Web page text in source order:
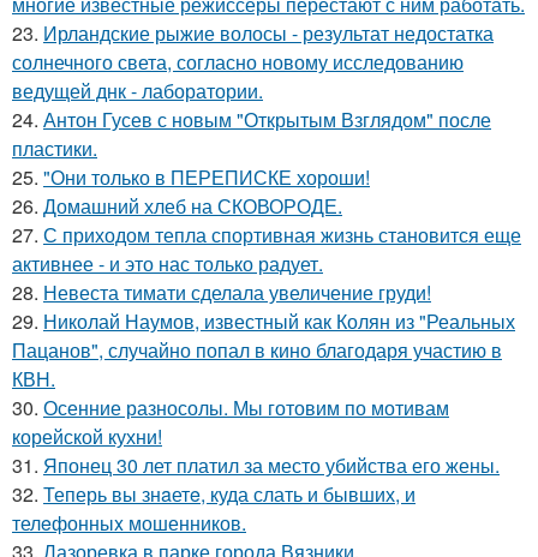
23. Ирландские рыжие волосы - результат недостатка
солнечного света, согласно новому исследованию
ведущей днк - лаборатории.
24. Антон Гусев с новым "Открытым Взглядом" после
пластики.
25. "Они только в ПЕРЕПИСКЕ хороши!
26. Домашний хлеб на СКОВОРОДЕ.
27. С приходом тепла спортивная жизнь становится еще
активнее - и это нас только радует.
28. Невеста тимати сделала увеличение груди!
29. Николай Наумов, известный как Колян из "Реальных
Пацанов", случайно попал в кино благодаря участию в
КВН.
30. Осенние разносолы. Мы готовим по мотивам
корейской кухни!
31. Японец 30 лет платил за место убийства его жены.
32. Теперь вы знaетe, куда слать и бывших, и
телeфонныx мошенников.